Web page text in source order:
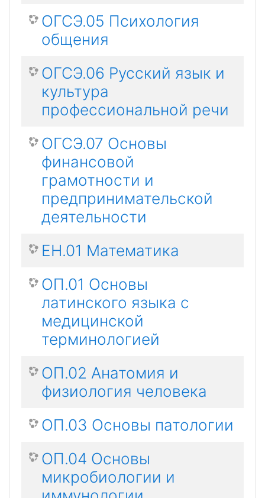
ОГСЭ.05 Психология
общения
ОГСЭ.06 Русский язык и
культура
профессиональной речи
ОГСЭ.07 Основы
финансовой
грамотности и
предпринимательской
деятельности
ЕН.01 Математика
ОП.01 Основы
латинского языка с
медицинской
терминологией
ОП.02 Анатомия и
физиология человека
ОП.03 Основы патологии
ОП.04 Основы
микробиологии и